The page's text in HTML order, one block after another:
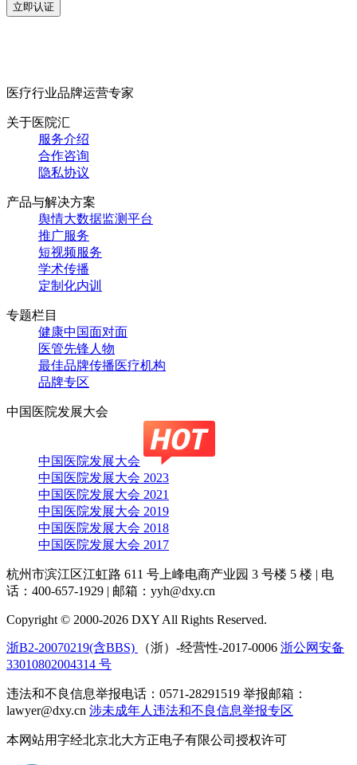
立即认证
医疗行业品牌运营专家
关于医院汇
服务介绍
合作咨询
隐私协议
产品与解决方案
舆情大数据监测平台
推广服务
短视频服务
学术传播
定制化内训
专题栏目
健康中国面对面
医管先锋人物
最佳品牌传播医疗机构
品牌专区
中国医院发展大会
中国医院发展大会
中国医院发展大会 2023
中国医院发展大会 2021
中国医院发展大会 2019
中国医院发展大会 2018
中国医院发展大会 2017
杭州市滨江区江虹路 611 号上峰电商产业园 3 号楼 5 楼 | 电
话：400-657-1929 | 邮箱：yyh@dxy.cn
Copyright © 2000-2026 DXY All Rights Reserved.
浙B2-20070219(含BBS) （浙）-经营性-2017-0006 浙公网安备
33010802004314 号
违法和不良信息举报电话：0571-28291519 举报邮箱：
lawyer@dxy.cn 涉未成年人违法和不良信息举报专区
本网站用字经北京北大方正电子有限公司授权许可